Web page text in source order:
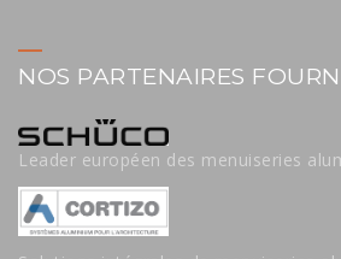
NOS PARTENAIRES
Leader européen des menuiseries